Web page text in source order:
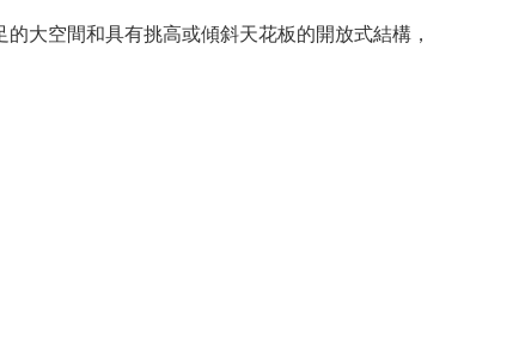
大空間和具有挑高或傾斜天花板的開放式結構，